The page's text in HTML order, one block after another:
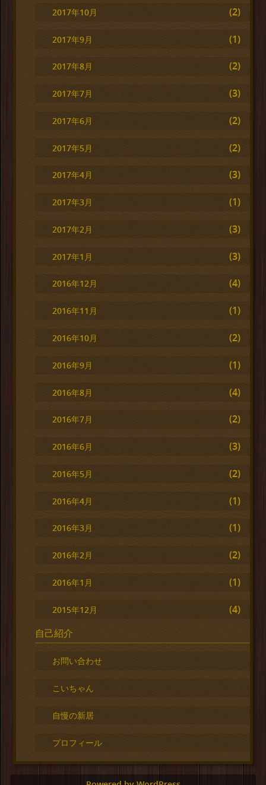
2017年10月 (2)
2017年9月 (1)
2017年8月 (2)
2017年7月 (3)
2017年6月 (2)
2017年5月 (2)
2017年4月 (3)
2017年3月 (1)
2017年2月 (3)
2017年1月 (3)
2016年12月 (4)
2016年11月 (1)
2016年10月 (2)
2016年9月 (1)
2016年8月 (4)
2016年7月 (2)
2016年6月 (3)
2016年5月 (2)
2016年4月 (1)
2016年3月 (1)
2016年2月 (2)
2016年1月 (1)
2015年12月
(4)
自己紹介
お問い合わせ
こいちゃん
自慢の新居
プロフィール